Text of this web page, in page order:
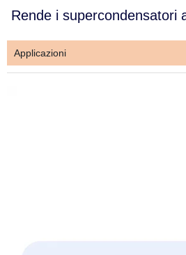
Rende i supercondensatori
Applicazioni